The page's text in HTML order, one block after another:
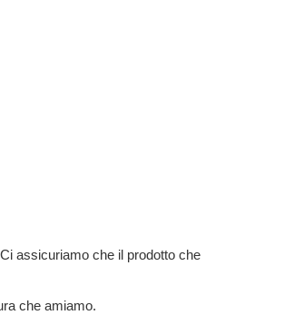
assicuriamo che il prodotto che
che amiamo.